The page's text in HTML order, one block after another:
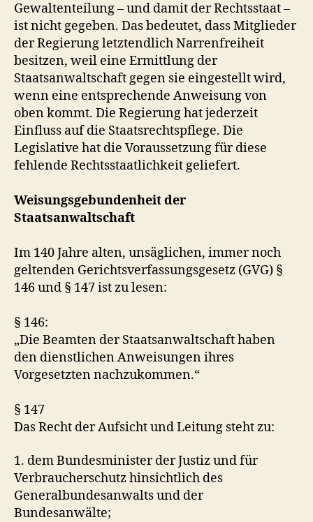
Gewaltenteilung – und damit der Rechtsstaat –
ist nicht gegeben. Das bedeutet, dass Mitglieder
der Regierung letztendlich Narrenfreiheit
besitzen, weil eine Ermittlung der
Staatsanwaltschaft gegen sie eingestellt wird,
wenn eine entsprechende Anweisung von
oben kommt. Die Regierung hat jederzeit
Einfluss auf die Staatsrechtspflege. Die
Legislative hat die Voraussetzung für diese
fehlende Rechtsstaatlichkeit geliefert.
Weisungsgebundenheit der
Staatsanwaltschaft
Im 140 Jahre alten, unsäglichen, immer noch
geltenden Gerichtsverfassungsgesetz (GVG) §
146 und § 147 ist zu lesen:
§ 146:
„Die Beamten der Staatsanwaltschaft haben
den dienstlichen Anweisungen ihres
Vorgesetzten nachzukommen.“
§ 147
Das Recht der Aufsicht und Leitung steht zu:
1. dem Bundesminister der Justiz und für
Verbraucherschutz hinsichtlich des
Generalbundesanwalts und der
Bundesanwälte;